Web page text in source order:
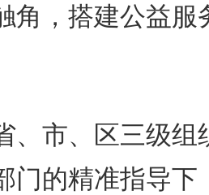
角，搭建公益服
市、区三级组
门的精准指导下